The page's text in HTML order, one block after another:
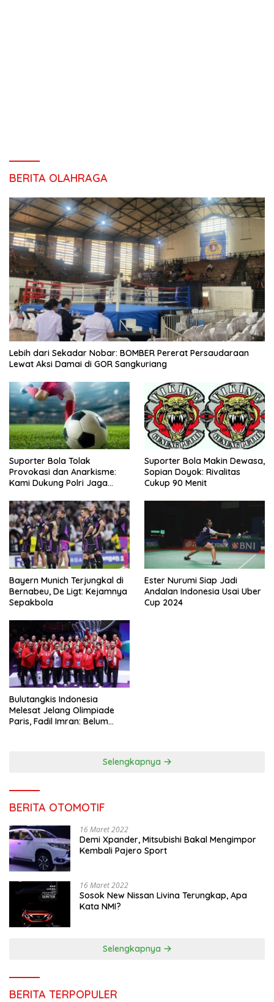
BERITA OLAHRAGA
Lebih dari Sekadar Nobar: BOMBER Pererat Persaudaraan
Lewat Aksi Damai di GOR Sangkuriang
Suporter Bola Tolak
Provokasi dan Anarkisme:
Kami Dukung Polri Jaga
Suporter Bola Makin Dewasa,
Sopian Doyok: Rivalitas
Cukup 90 Menit
Bayern Munich Terjungkal di
Bernabeu, De Ligt: Kejamnya
Sepakbola
Ester Nurumi Siap Jadi
Andalan Indonesia Usai Uber
Cup 2024
Bulutangkis Indonesia
Melesat Jelang Olimpiade
Paris, Fadil Imran: Belum
Selengkapnya
BERITA OTOMOTIF
16 Maret 2022
Demi Xpander, Mitsubishi Bakal Mengimpor
Kembali Pajero Sport
16 Maret 2022
Sosok New Nissan Livina Terungkap, Apa
Kata NMI?
Selengkapnya
BERITA TERPOPULER